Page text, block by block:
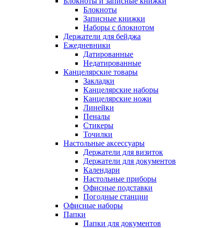
Блокноты
Записные книжки
Наборы с блокнотом
Держатели для бейджа
Ежедневники
Датированные
Недатированные
Канцелярские товары
Закладки
Канцелярские наборы
Канцелярские ножи
Линейки
Пеналы
Стикеры
Точилки
Настольные аксессуары
Держатели для визиток
Держатели для документов
Календари
Настольные приборы
Офисные подставки
Погодные станции
Офисные наборы
Папки
Папки для документов